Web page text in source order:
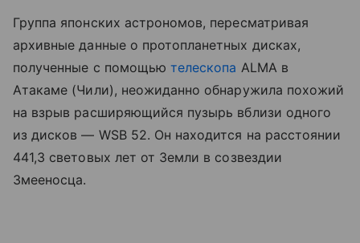
Группа японских астрономов, пересматривая
архивные данные о протопланетных дисках,
полученные с помощьютелескопа ALMA в
Атакаме (Чили), неожиданно обнаружила похожий
на взрыв расширяющийся пузырь вблизи одного
из дисков — WSB 52. Он находится на расстоянии
441,3 световых лет от Земли в созвездии
Змееносца.